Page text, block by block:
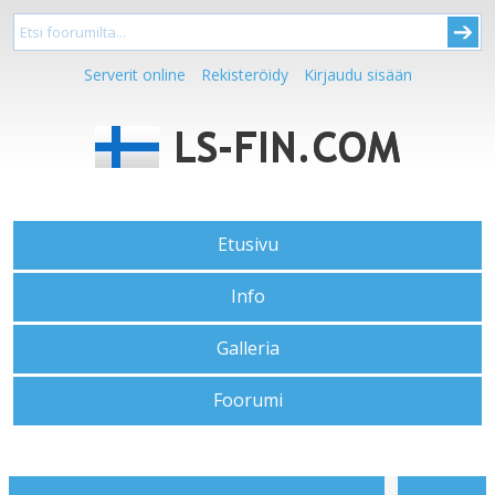
Serverit online Rekisteröidy Kirjaudu sisään
Etusivu
Info
Galleria
Foorumi